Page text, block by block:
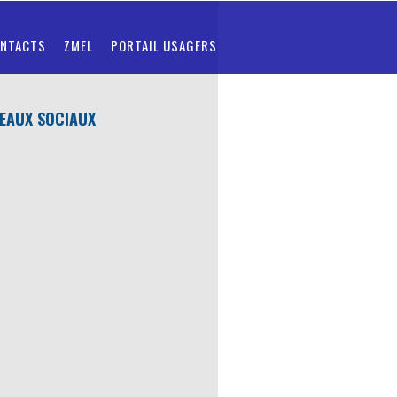
ZMEL PORTAIL USAGERS
SOCIAUX